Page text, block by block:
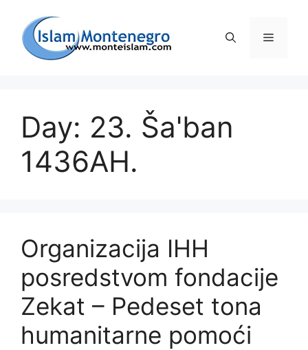
sadržaj
Day: 23. Ša'ban
1436AH.
Organizacija IHH
posredstvom fondacije
Zekat – Pedeset tona
humanitarne pomoći